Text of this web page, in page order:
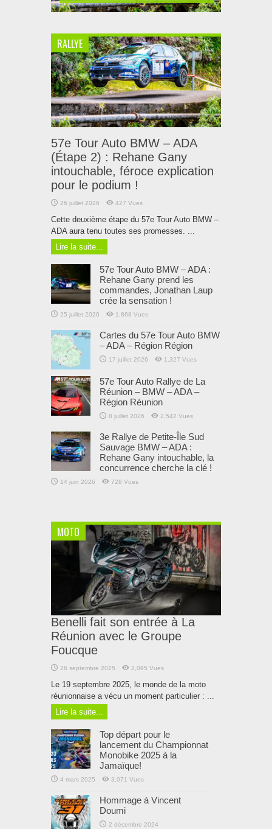
RALLYE
57e Tour Auto BMW – ADA
(Étape 2) : Rehane Gany
intouchable, féroce explication
pour le podium !
26 juillet 2026 427 Vues
Cette deuxième étape du 57e Tour Auto BMW –
ADA aura tenu toutes ses promesses. ...
Lire la suite...
57e Tour Auto BMW – ADA :
Rehane Gany prend les
commandes, Jonathan Laup
crée la sensation !
25 juillet 2026 1,868 Vues
Cartes du 57e Tour Auto BMW
– ADA – Région Région
17 juillet 2026 1,327 Vues
57e Tour Auto Rallye de La
Réunion – BMW – ADA –
Région Réunion
8 juillet 2026 2,542 Vues
3e Rallye de Petite-Île Sud
Sauvage BMW – ADA :
Rehane Gany intouchable, la
concurrence cherche la clé !
14 juin 2026 728 Vues
MOTO
Benelli fait son entrée à La
Réunion avec le Groupe
Foucque
26 septembre 2025 2,095 Vues
Le 19 septembre 2025, le monde de la moto
réunionnaise a vécu un moment particulier : ...
Lire la suite...
Top départ pour le
lancement du Championnat
Monobike 2025 à la
Jamaïque!
4 mars 2025 3,071 Vues
Hommage à Vincent
Doumi
2 décembre 2024